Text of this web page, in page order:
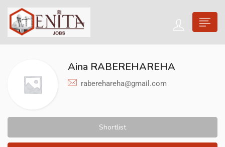
Aina RABEREHAREHA
raberehareha@gmail.com
Shortlist